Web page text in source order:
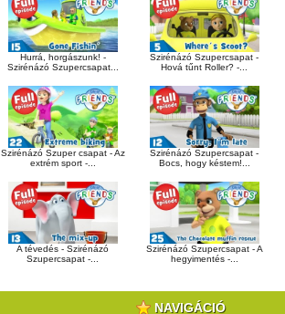
Hurrá, horgászunk! -
Szirénázó Szupercsapat...
Szirénázó Szupercsapat -
Hová tűnt Roller? -...
Szirénázó Szuper csapat - Az
extrém sport -...
Szirénázó Szupercsapat -
Bocs, hogy késtem!...
A tévedés - Szirénázó
Szupercsapat -...
Szirénázó Szupercsapat - A
hegyimentés -...
NAVIGÁCIÓ